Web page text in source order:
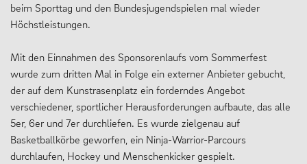
beim Sporttag und den Bundesjugendspielen mal wieder
Höchstleistungen.
Mit den Einnahmen des Sponsorenlaufs vom Sommerfest
wurde zum dritten Mal in Folge ein externer Anbieter gebucht,
der auf dem Kunstrasenplatz ein forderndes Angebot
verschiedener, sportlicher Herausforderungen aufbaute, das alle
5er, 6er und 7er durchliefen. Es wurde zielgenau auf
Basketballkörbe geworfen, ein Ninja-Warrior-Parcours
durchlaufen, Hockey und Menschenkicker gespielt.